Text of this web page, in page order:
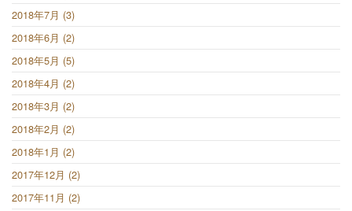
2018年7月 (3)
2018年6月 (2)
2018年5月 (5)
2018年4月 (2)
2018年3月 (2)
2018年2月 (2)
2018年1月 (2)
2017年12月 (2)
2017年11月 (2)